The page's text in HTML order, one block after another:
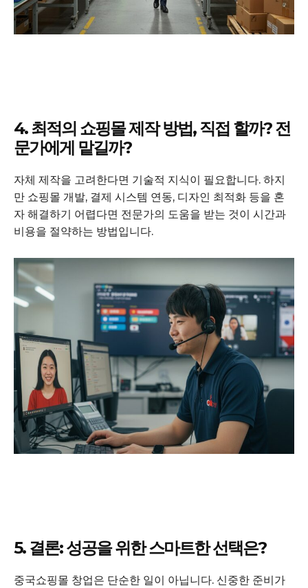
4. 최적의 쇼핑몰 제작 방법, 직접 할까? 전
문가에게 맡길까?
자체 제작을 고려한다면 기술적 지식이 필요합니다. 하지
만 쇼핑몰 개발, 결제 시스템 연동, 디자인 최적화 등을 혼
자 해결하기 어렵다면 전문가의 도움을 받는 것이 시간과
비용을 절약하는 방법입니다.
5. 결론: 성공을 위한 스마트한 선택은?
중국쇼핑몰 창업은 단순한 일이 아닙니다. 신중한 준비가